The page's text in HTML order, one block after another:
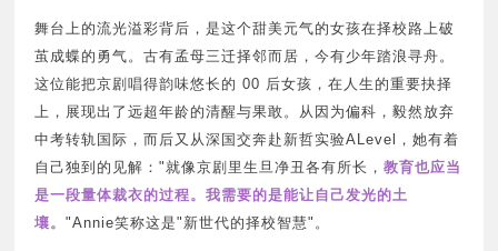
舞台上的流光溢彩背后，是这个甜美元气的女孩在择校路上破
茧成蝶的勇气。古有孟母三迁择邻而居，今有少年踏浪寻舟。
这位能把京剧唱得韵味悠长的 00 后女孩，在人生的重要抉择
上，展现出了远超年龄的清醒与果敢。从因为偏科，毅然放弃
中考转轨国际，而后又从深国交奔赴新哲实验ALevel
，她有着
自己独到的见解："就像京剧里生旦净丑各有所长， 教育也应当
是一段量体裁衣的过程。我需要的是能让自己发光的土
壤。 "Annie笑称这是"新世代的择校智慧"。